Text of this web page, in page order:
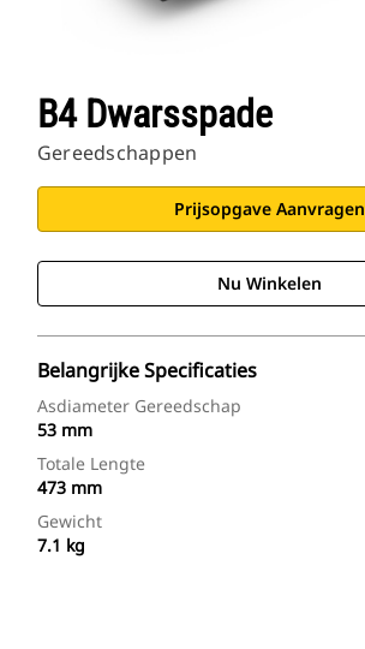
B4 Dwarsspade
Gereedschappen
Prijsopgave Aanvragen
Nu Winkelen
Belangrijke Specificaties
Asdiameter Gereedschap
53 mm
Totale Lengte
473 mm
Gewicht
7.1 kg